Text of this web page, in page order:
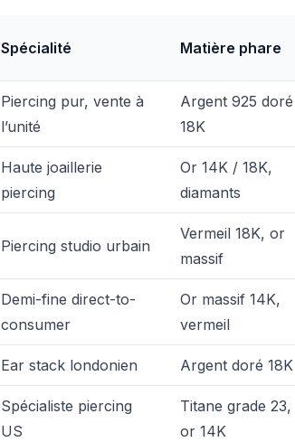
Spécialité Matière phare
Piercing pur, vente à
l’unité
Argent 925 doré
18K
Haute joaillerie
piercing
Or 14K / 18K,
diamants
Piercing studio urbain
Vermeil 18K, or
massif
Demi-fine direct-to-
consumer
Or massif 14K,
vermeil
Ear stack londonien Argent doré 18K
Spécialiste piercing
US
Titane grade 23,
or 14K